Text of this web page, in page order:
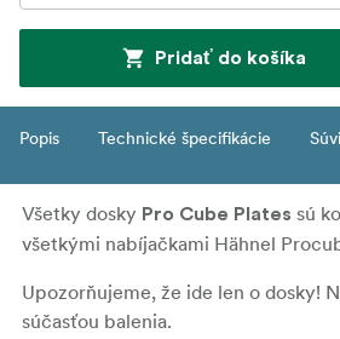
Pridať do košíka
Popis Technické špecifikácie
Všetky dosky Pro Cube Plates sú
všetkými nabíjačkami Hähnel
Upozorňujeme, že ide len o dosky!
súčasťou balenia.